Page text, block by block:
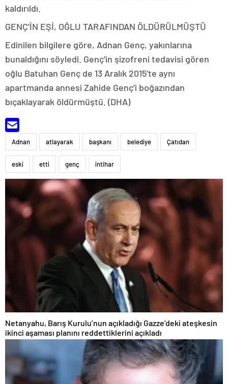
kaldırıldı.
GENÇ’İN EŞİ, OĞLU TARAFINDAN ÖLDÜRÜLMÜŞTÜ
Edinilen bilgilere göre, Adnan Genç, yakınlarına
bunaldığını söyledi. Genç’in şizofreni tedavisi gören
oğlu Batuhan Genç de 13 Aralık 2015’te aynı
apartmanda annesi Zahide Genç’i boğazından
bıçaklayarak öldürmüştü. (DHA)
Adnan atlayarak başkanı belediye Çatıdan
eski etti genç intihar
Netanyahu, Barış Kurulu’nun açıkladığı Gazze’deki ateşkesin
ikinci aşaması planını reddettiklerini açıkladı